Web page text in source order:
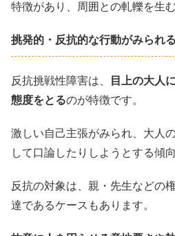
特徴があり、周囲との軋轢を生
挑発的・反抗的な行動がみられる
反抗挑戦性障害は、 目上の大人
態度をとるのが特徴です。
激しい自己主張がみられ、大人
して口論したりしようとする傾
反抗の対象は、親・先生などの
達であるケースもあります。